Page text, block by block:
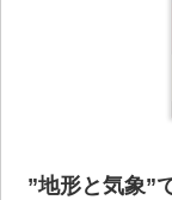
”地形と気象”